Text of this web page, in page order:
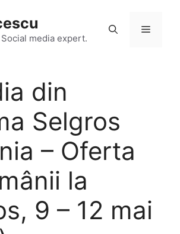
media expert.
Menu
din
Selgros
– Oferta
la
9 – 12 mai